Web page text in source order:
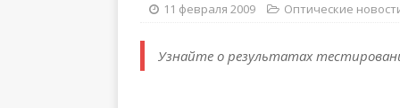
11 февраля 2009 Оптические
Узнайте о результатах